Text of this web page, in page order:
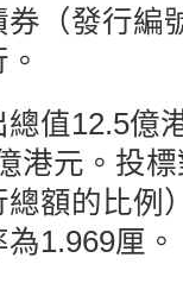
券（發行編
總值12.5億
港元。投
總額的比例
1.969厘。